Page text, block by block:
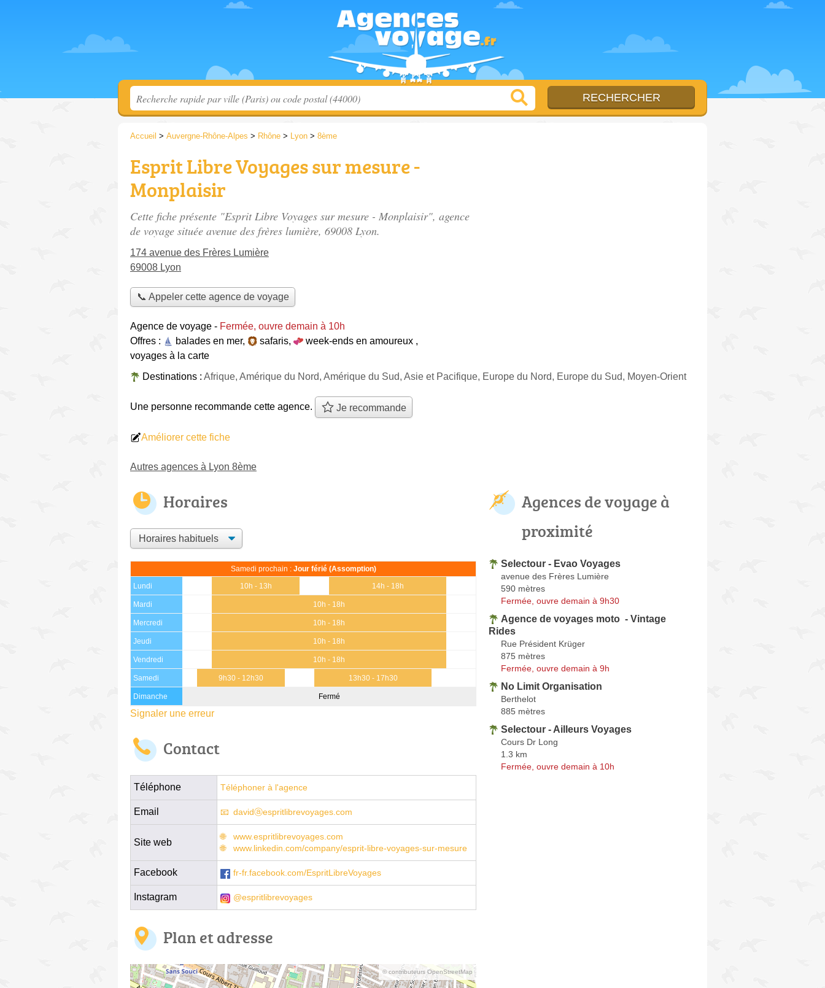
Accueil > Auvergne-Rhône-Alpes > Rhône > Lyon > 8ème
Esprit Libre Voyages sur mesure -
Monplaisir
Cette fiche présente "Esprit Libre Voyages sur mesure - Monplaisir", agence
de voyage située avenue des frères lumière, 69008 Lyon.
174 avenue des Frères Lumière
69008 Lyon
📞 Appeler cette agence de voyage
Agence de voyage - Fermée, ouvre demain à 10h
Offres :
balades en mer, safaris, week-ends en amoureux ,
voyages à la carte
Destinations : Afrique, Amérique du Nord, Amérique du Sud, Asie et Pacifique, Europe du Nord, Europe du Sud, Moyen-Orient
Une personne recommande cette agence. Je recommande
Améliorer cette fiche
Autres agences à Lyon 8ème
Horaires
Samedi prochain : Jour férié (Assomption)
Lundi 10h - 13h 14h - 18h
Mardi 10h - 18h
Mercredi 10h - 18h
Jeudi 10h - 18h
Vendredi 10h - 18h
Samedi 9h30 - 12h30 13h30 - 17h30
Dimanche Fermé
Signaler une erreur
Contact
Téléphone Téléphoner à l'agence
Email davidⓐespritlibrevoyages.com
Site web
www.espritlibrevoyages.com
www.linkedin.com/company/esprit-libre-voyages-sur-mesure
Facebook fr-fr.facebook.com/EspritLibreVoyages
Instagram @espritlibrevoyages
Plan et adresse
© contributeurs OpenStreetMap
Agences de voyage à
proximité
Selectour - Evao Voyages
avenue des Frères Lumière
590 mètres
Fermée, ouvre demain à 9h30
Agence de voyages moto ️ - Vintage
Rides
Rue Président Krüger
875 mètres
Fermée, ouvre demain à 9h
No Limit Organisation
Berthelot
885 mètres
Selectour - Ailleurs Voyages
Cours Dr Long
1.3 km
Fermée, ouvre demain à 10h